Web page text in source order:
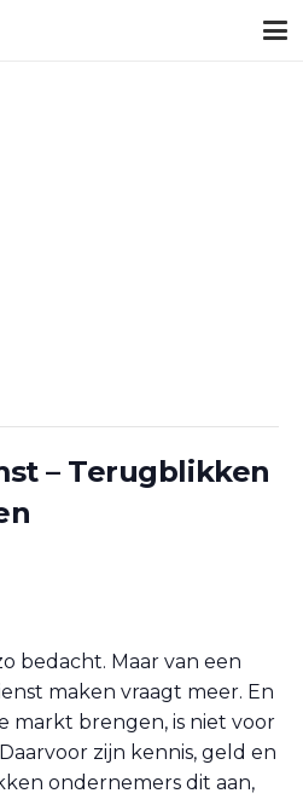
– Terugblikken
bedacht. Maar van een
maken vraagt meer. En
markt brengen, is niet voor
zijn kennis, geld en
ondernemers dit aan,